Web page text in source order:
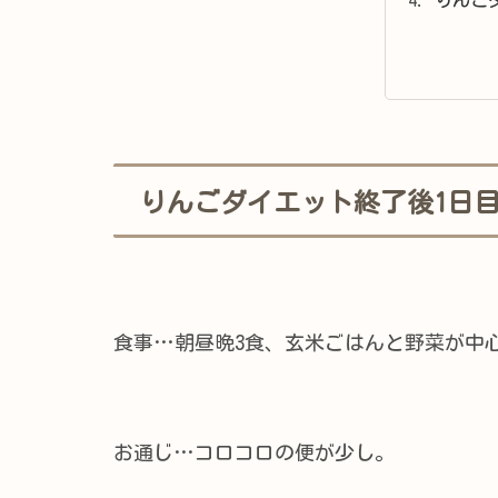
りんごダイエット終了後1日
食事…朝昼晩3食、玄米ごはんと野菜が中
お通じ…コロコロの便が少し。